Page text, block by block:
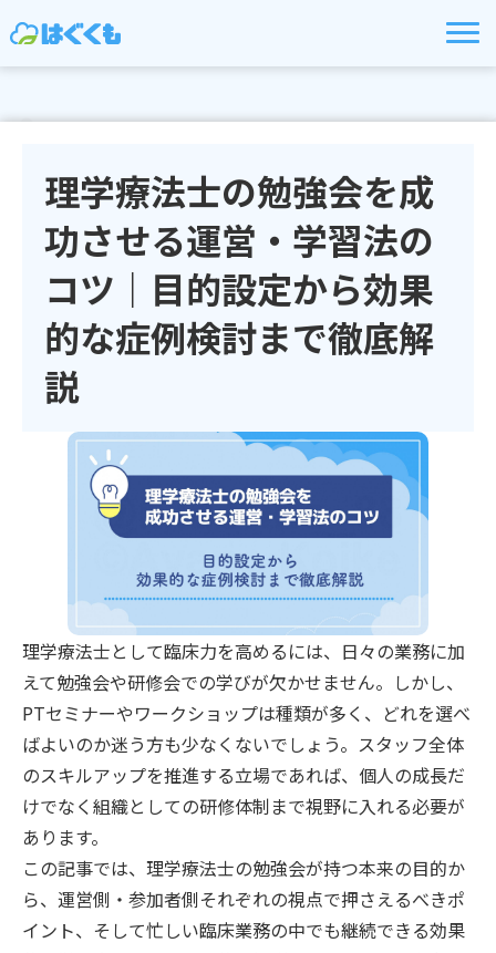
理学療法士の勉強会を成
功させる運営・学習法の
コツ｜目的設定から効果
的な症例検討まで徹底解
説
理学療法士として臨床力を高めるには、日々の業務に加
えて勉強会や研修会での学びが欠かせません。しかし、
PTセミナーやワークショップは種類が多く、どれを選べ
ばよいのか迷う方も少なくないでしょう。スタッフ全体
のスキルアップを推進する立場であれば、個人の成長だ
けでなく組織としての研修体制まで視野に入れる必要が
あります。
この記事では、理学療法士の勉強会が持つ本来の目的か
ら、運営側・参加者側それぞれの視点で押さえるべきポ
イント、そして忙しい臨床業務の中でも継続できる効果